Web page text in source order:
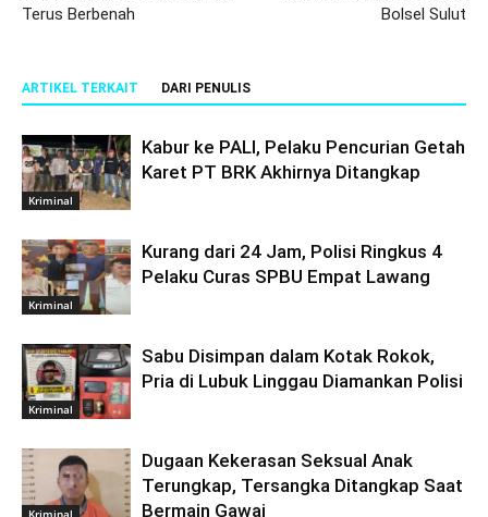
Terus Berbenah
Bolsel Sulut
ARTIKEL TERKAIT DARI PENULIS
Kriminal
Kabur ke PALI, Pelaku Pencurian Getah
Karet PT BRK Akhirnya Ditangkap
Kriminal
Kurang dari 24 Jam, Polisi Ringkus 4
Pelaku Curas SPBU Empat Lawang
Kriminal
Sabu Disimpan dalam Kotak Rokok,
Pria di Lubuk Linggau Diamankan Polisi
Kriminal
Dugaan Kekerasan Seksual Anak
Terungkap, Tersangka Ditangkap Saat
Bermain Gawai